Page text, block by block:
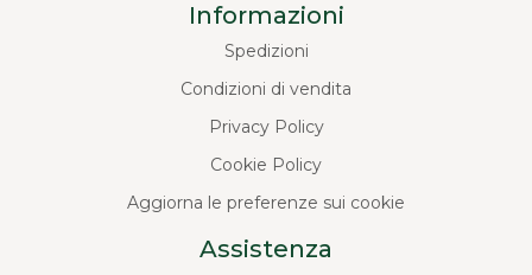
Informazioni
Spedizioni
Condizioni di vendita
Privacy Policy
Cookie Policy
Aggiorna le preferenze sui cookie
Assistenza